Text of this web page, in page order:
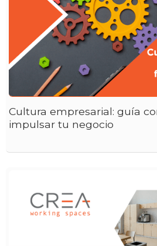
Cultura empresarial: guía
impulsar tu negocio